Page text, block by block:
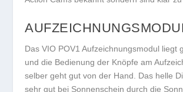
Das VIO POV1 Aufzeichnungsmodul liegt
und die Bedienung der Knöpfe am
selber geht gut von der Hand. Das helle
sehr gut bei Sonnenschein durch die